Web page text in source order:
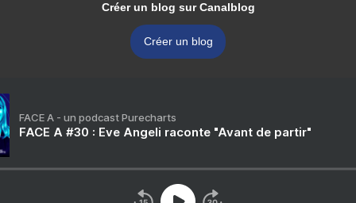
Créer un blog sur Canalblog
Créer un blog
FACE A - un podcast Purecharts
FACE A #30 : Eve Angeli raconte "Avant de partir"